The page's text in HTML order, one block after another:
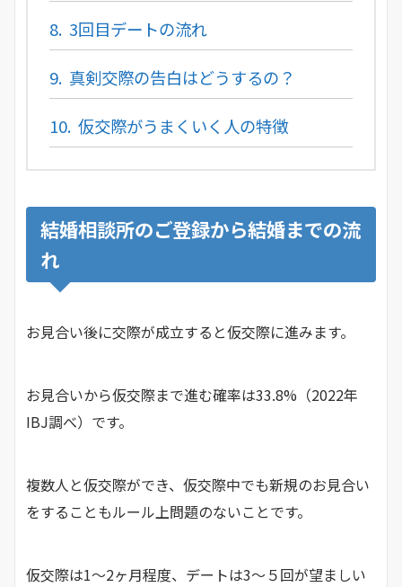
8. 3回目デートの流れ
9. 真剣交際の告白はどうするの？
10. 仮交際がうまくいく人の特徴
結婚相談所のご登録から結婚までの流
れ
お見合い後に交際が成立すると仮交際に進みます。
お見合いから仮交際まで進む確率は33.8%（2022年
IBJ調べ）です。
複数人と仮交際ができ、仮交際中でも新規のお見合い
をすることもルール上問題のないことです。
仮交際は1〜2ヶ月程度、デートは3〜５回が望ましい